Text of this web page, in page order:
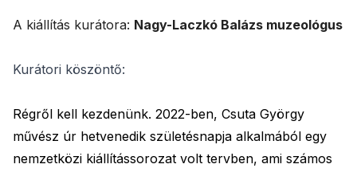
A kiállítás kurátora: Nagy-Laczkó Balázs muzeológus
Kurátori köszöntő:
Régről kell kezdenünk. 2022-ben, Csuta György
művész úr hetvenedik születésnapja alkalmából egy
nemzetközi kiállítássorozat volt tervben, ami számos